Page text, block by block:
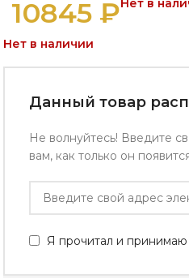
10845 ₽
Нет в наличии
Данный товар
Не волнуйтесь! Введите
вам, как только он
Я прочитал и принимаю